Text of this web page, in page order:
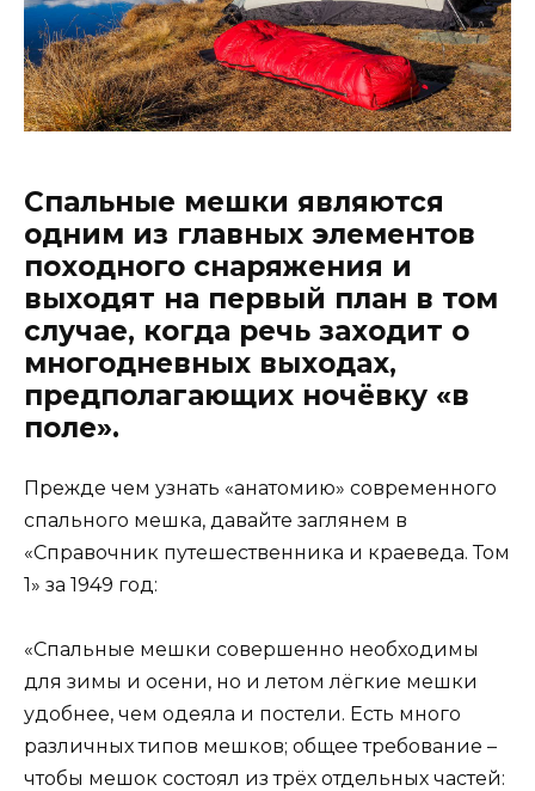
Спальные мешки являются
одним из главных элементов
походного снаряжения и
выходят на первый план в том
случае, когда речь заходит о
многодневных выходах,
предполагающих ночёвку «в
поле».
Прежде чем узнать «анатомию» современного
спального мешка, давайте заглянем в
«Справочник путешественника и краеведа. Том
1» за 1949 год:
«Спальные мешки совершенно необходимы
для зимы и осени, но и летом лёгкие мешки
удобнее, чем одеяла и постели. Есть много
различных типов мешков; общее требование –
чтобы мешок состоял из трёх отдельных частей: